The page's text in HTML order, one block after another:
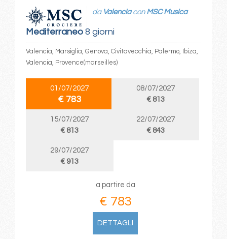
Mediterraneo8 giorni
da Valenciacon MSC Musica
Valencia, Marsiglia, Genova, Civitavecchia, Palermo, Ibiza,
Valencia, Provence(marseilles)
01/07/2027
€ 783
08/07/2027
€ 813
15/07/2027
€ 813
22/07/2027
€ 843
29/07/2027
€ 913
a partire da
€ 783
DETTAGLI